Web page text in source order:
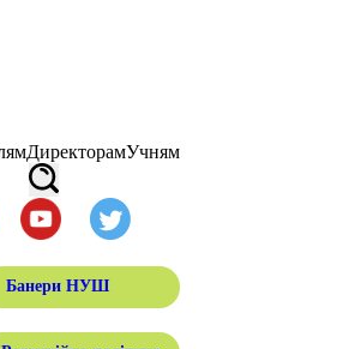
ДиректорамУчням
Банери НУШ